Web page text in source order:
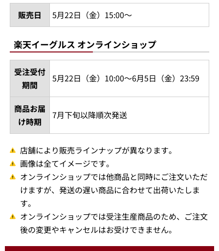
販売日 5月22日（金）15:00～
楽天イーグルス オンラインショップ
受注受付
期間
5月22日（金）10:00～6月5日（金）23:59
商品お届
け時期
7月下旬以降順次発送
店舗により販売ラインナップが異なります。
画像は全てイメージです。
オンラインショップでは他商品と同時にご注文いただ
けますが、発送の遅い商品に合わせて出荷いたしま
す。
オンラインショップでは受注生産商品のため、ご注文
後の変更やキャンセルはお受けできません。